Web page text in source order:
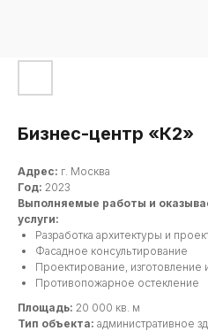
Бизнес-центр «К2»
Адрес: г. Москва
Год: 2023
Выполняемые работы и
услуги:
Разработка архитектуры и
Фасадное консультирование
Проектирование,
Противопожарное остекление
Площадь: 20 000 кв. м
Тип объекта: административное